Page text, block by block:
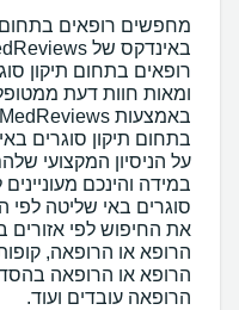
מחפשים רופאים בתחום
רופאים בתחום תיקון
בתחום תיקון סוגרים
במידה והינכם
סוגרים באי שליטה לפי
את החיפוש לפי אזורים
הרופא או הרופאה,
הרופא או הרופאה
הרופאה עובדים ועוד.